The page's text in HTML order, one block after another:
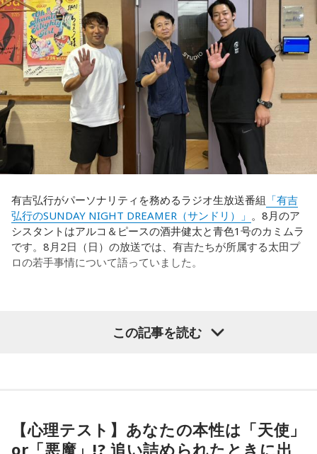
ってからブラジルが戦略を変えてきて、日本が一方的に押し
込まれてしまった。試合のなかで具体的な戦術が打ち出せな
かったと考えると、（選手のなかに）もう少し具体的な戦略
を示す人、ブレーンが必要なのかなと素人目には思ってしま
うのですが……。
福田：そういう見方も当然ありますし、それができれば一番
いいと思うのですが、森保監督は帰国後の会見で「戦術は後
出しジャンケンだ」と言っていたんです。どういうことかと
いうと、自分たちが変えたら相手がまた変えてくる、それに
対してまた変えていかなきゃならない。ベンチでその都度
に対して変化しなきゃいけない。「こういうやり方をしま
す」「だったらこう対応します」と。
そうすると、対応された側がまた変えてくるんですよ、それ
も試合中に。ですから、ベンチからでも戦術や戦略はある程
ブラジル戦のときも「守ろう」という気持ちはなくても、ブ
だ、これは日本だけではなく、アルゼンチンと対戦したイン
グランドもそういう展開になったんですよ。サッカーってそ
ういうスポーツなんですよね。
有吉弘行がパーソナリティを務めるラジオ生放送番組 「有吉
弘行のSUNDAY NIGHT DREAMER（サンドリ）」 。8月のア
シスタントはアルコ＆ピースの酒井健太と青色1号のカミムラ
です。8月2日（日）の放送では、有吉たちが所属する太田プ
ロの若手事情について語っていました。
とがあると切り出し、「賞レースで結果を残していないコン
ビ、（芸歴18年目の）ぐりんぴーすがよく愚痴をこぼしてい
この記事を読む
【心理テスト】あなたの本性は「天使」
or「悪魔」!? 追い詰められたときに出